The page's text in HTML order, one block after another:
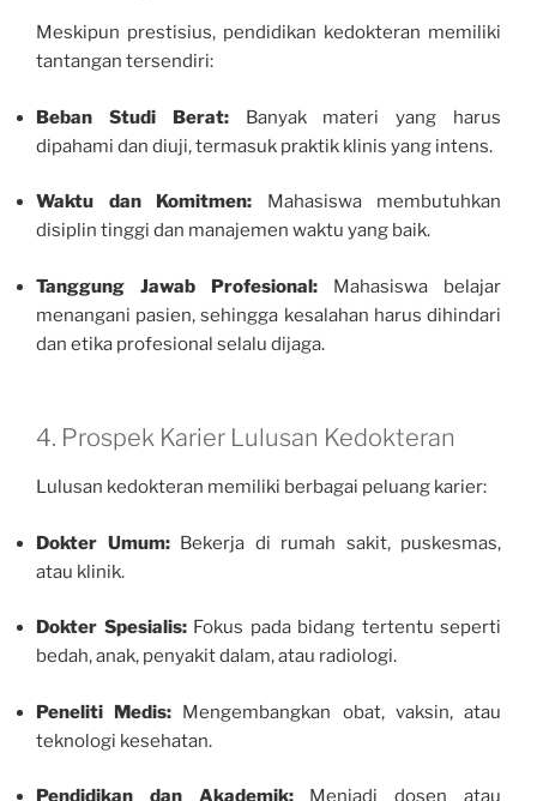
Meskipun prestisius, pendidikan kedokteran memiliki
tantangan tersendiri:
Beban Studi Berat:Banyak materi yang harus
dipahami dan diuji, termasuk praktik klinis yang intens.
Waktu dan Komitmen: Mahasiswa membutuhkan
disiplin tinggi dan manajemen waktu yang baik.
Tanggung Jawab Profesional: Mahasiswa belajar
menangani pasien, sehingga kesalahan harus dihindari
dan etika profesional selalu dijaga.
4. Prospek Karier Lulusan Kedokteran
Lulusan kedokteran memiliki berbagai peluang karier:
Dokter Umum:Bekerja di rumah sakit, puskesmas,
atau klinik.
Dokter Spesialis:Fokus pada bidang tertentu seperti
bedah, anak, penyakit dalam, atau radiologi.
Peneliti Medis: Mengembangkan obat, vaksin, atau
teknologi kesehatan.
Pendidikan dan Akademik:Menjadi dosen atau